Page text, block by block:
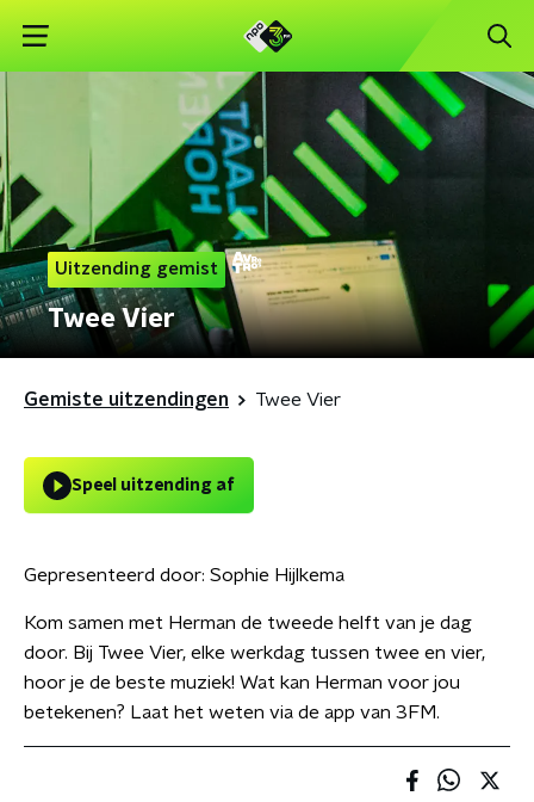
Uitzending gemist
Twee Vier
Gemiste uitzendingen Twee Vier
Speel uitzending af
Gepresenteerd door: Sophie Hijlkema
Kom samen met Herman de tweede helft van je dag
door. Bij Twee Vier, elke werkdag tussen twee en vier,
hoor je de beste muziek! Wat kan Herman voor jou
betekenen? Laat het weten via de app van 3FM.